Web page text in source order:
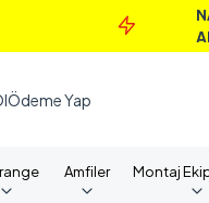
NAKİT
Ödeme Yap
Amfiler Montaj